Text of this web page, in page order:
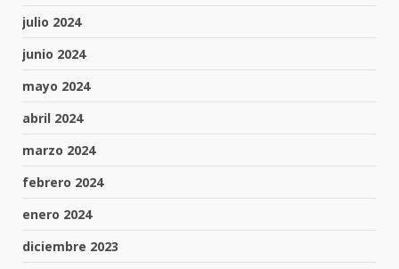
julio 2024
junio 2024
mayo 2024
abril 2024
marzo 2024
febrero 2024
enero 2024
diciembre 2023